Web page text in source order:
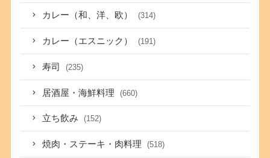
カレー（和、洋、欧） (314)
カレー（エスニック） (191)
寿司 (235)
居酒屋・海鮮料理 (660)
立ち飲み (152)
焼肉・ステーキ・肉料理 (518)